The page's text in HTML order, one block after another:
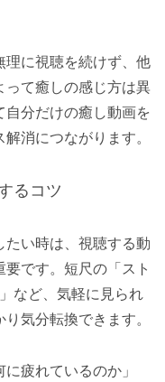
理に視聴を続けず、他
って癒しの感じ方は異
自分だけの癒し動画を
消につながります。
るコツ
い時は、視聴する動
です。短尺の「スト
など、気軽に見られ
気分転換できます。
疲れているのか」